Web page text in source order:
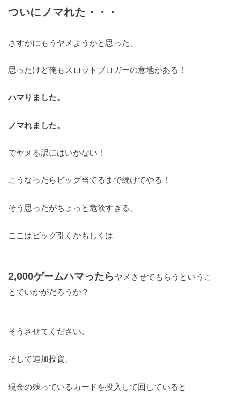
ついにノマれた・・・
さすがにもうヤメようかと思った。
思ったけど俺もスロットブロガーの意地がある！
ハマりました。
ノマれました。
でヤメる訳にはいかない！
こうなったらビッグ当てるまで続けてやる！
そう思ったがちょっと危険すぎる。
ここはビッグ引くかもしくは
2,000ゲームハマったらヤメさせてもらうというこ
とでいかがだろうか？
そうさせてください。
そして追加投資。
現金の残っているカードを投入して回していると